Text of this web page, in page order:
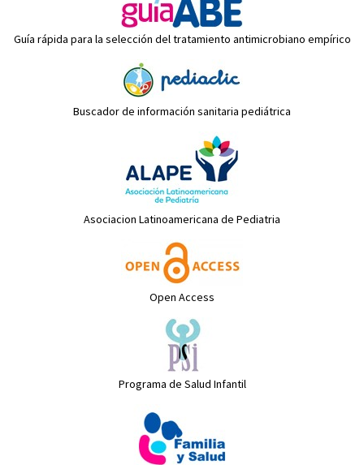
Guía rápida para la selección del tratamiento antimicrobiano empírico
Buscador de información sanitaria pediátrica
Asociacion Latinoamericana de Pediatria
Open Access
Programa de Salud Infantil